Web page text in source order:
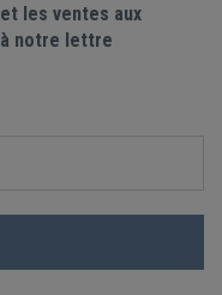
les ventes aux
à notre lettre